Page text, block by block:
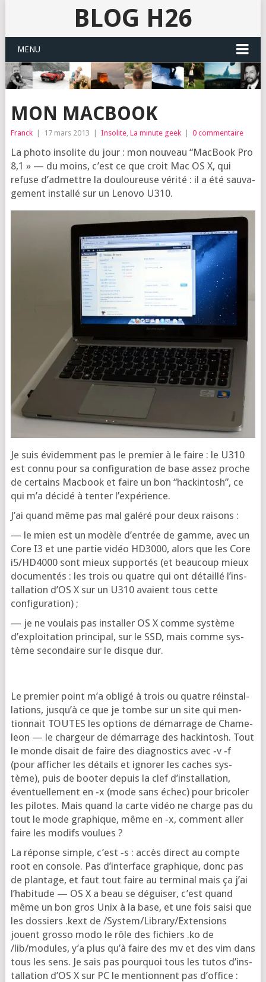
BLOG H26
MENU
MON MACBOOK
Franck 17 mars 2013 Insolite, La minute geek 0 commentaire
La pho­to inso­lite du jour : mon nou­veau “Mac­Book Pro
8,1 » — du moins, c’est ce que croit Mac OS X, qui
refuse d’ad­mettre la dou­lou­reuse véri­té : il a été sau­va­
ge­ment ins­tal­lé sur un Leno­vo U310.
Je suis évi­dem­ment pas le pre­mier à le faire : le U310
est connu pour sa confi­gu­ra­tion de base assez proche
de cer­tains Mac­book et faire un bon “hackin­tosh”, ce
qui m’a déci­dé à ten­ter l’expérience.
J’ai quand même pas mal galé­ré pour deux raisons :
— le mien est un modèle d’en­trée de gamme, avec un
Core I3 et une par­tie vidéo HD3000, alors que les Core
i5/HD4000 sont mieux sup­por­tés (et beau­coup mieux
docu­men­tés : les trois ou quatre qui ont détaillé l’ins­
tal­la­tion d’OS X sur un U310 avaient tous cette
configuration) ;
— je ne vou­lais pas ins­tal­ler OS X comme sys­tème
d’ex­ploi­ta­tion prin­ci­pal, sur le SSD, mais comme sys­
tème secon­daire sur le disque dur.
Le pre­mier point m’a obli­gé à trois ou quatre réins­tal­
la­tions, jus­qu’à ce que je tombe sur un site qui men­
tion­nait TOUTES les options de démar­rage de Cha­me­
leon — le char­geur de démar­rage des hackin­tosh. Tout
le monde disait de faire des diag­nos­tics avec ‑v ‑f
(pour affi­cher les détails et igno­rer les caches sys­
tème), puis de boo­ter depuis la clef d’ins­tal­la­tion,
éven­tuel­le­ment en ‑x (mode sans échec) pour bri­co­ler
les pilotes. Mais quand la carte vidéo ne charge pas du
tout le mode gra­phique, même en ‑x, com­ment aller
faire les modifs voulues ?
La réponse simple, c’est ‑s : accès direct au compte
root en console. Pas d’in­ter­face gra­phique, donc pas
de plan­tage, et faut tout faire au ter­mi­nal mais ça j’ai
l’ha­bi­tude — OS X a beau se dégui­ser, c’est quand
même un bon gros Unix à la base, et une fois sai­si que
les dos­siers .kext de /System/Library/Extensions
jouent gros­so modo le rôle des fichiers .ko de
/lib/modules, y’a plus qu’à faire des mv et des vim dans
tous les sens. Je sais pas pour­quoi tous les tutos d’ins­
tal­la­tion d’OS X sur PC le men­tionnent pas d’of­fice :